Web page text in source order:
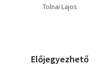
Tolnai Lajos
Előjegyezhető